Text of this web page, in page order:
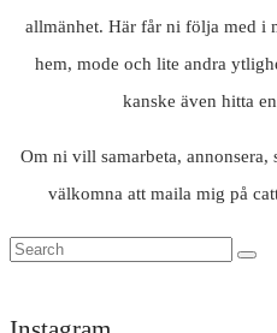
allmänhet. Här får ni följa med i
hem, mode och lite andra
kanske även hitta
Om ni vill samarbeta, annonsera,
välkomna att maila mig på